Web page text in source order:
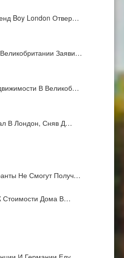
Boy London Отвер…
Заяви…
В Великоб…
В Лондон, Сняв Д…
Не Смогут Получ…
Стоимости Дома В…